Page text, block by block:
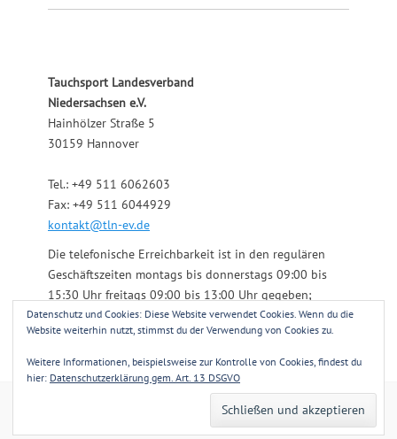
Tauchsport Landesverband
Niedersachsen e.V.
Hainhölzer Straße 5
30159 Hannover
Tel.: +49 511 6062603
Fax: +49 511 6044929
kontakt@tln-ev.de
Die telefonische Erreichbarkeit ist in den regulären
Geschäftszeiten montags bis donnerstags 09:00 bis
15:30 Uhr freitags 09:00 bis 13:00 Uhr gegeben;
darüber hinaus über einen angeschlossenen
Anrufbeantworter.
Datenschutzerklärung gem. Art. 13 DSGVO| Clean
Catch Themes
Datenschutz und Cookies: Diese Website verwendet Cookies. Wenn du die
Website weiterhin nutzt, stimmst du der Verwendung von Cookies zu.
Weitere Informationen, beispielsweise zur Kontrolle von Cookies, findest du
hier: Datenschutzerklärung gem. Art. 13 DSGVO